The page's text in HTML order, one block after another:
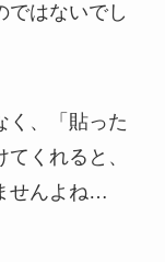
ではないでし
く、「貼った
くれると、
せんよね…